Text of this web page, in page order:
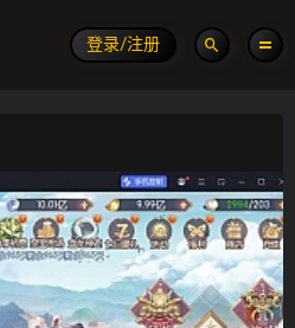
登录/注册